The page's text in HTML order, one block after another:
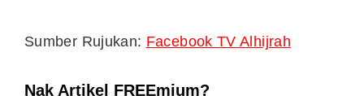
Sumber Rujukan: Facebook TV Alhijrah
Nak Artikel FREEmium?